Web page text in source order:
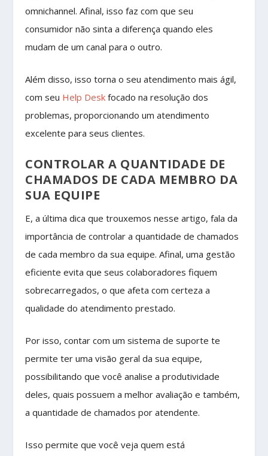
omnichannel. Afinal, isso faz com que seu
consumidor não sinta a diferença quando eles
mudam de um canal para o outro.
Além disso, isso torna o seu atendimento mais ágil,
com seu Help Desk focado na resolução dos
problemas, proporcionando um atendimento
excelente para seus clientes.
CONTROLAR A QUANTIDADE DE
CHAMADOS DE CADA MEMBRO DA
SUA EQUIPE
E, a última dica que trouxemos nesse artigo, fala da
importância de controlar a quantidade de chamados
de cada membro da sua equipe. Afinal, uma gestão
eficiente evita que seus colaboradores fiquem
sobrecarregados, o que afeta com certeza a
qualidade do atendimento prestado.
Por isso, contar com um sistema de suporte te
permite ter uma visão geral da sua equipe,
possibilitando que você analise a produtividade
deles, quais possuem a melhor avaliação e também,
a quantidade de chamados por atendente.
Isso permite que você veja quem está